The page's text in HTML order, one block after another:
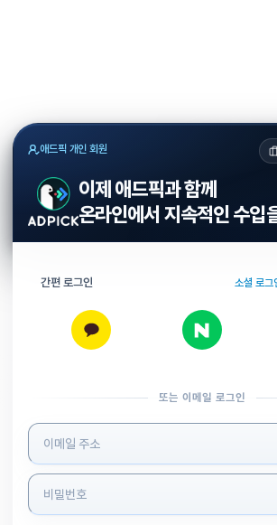
애드픽 개인 회원
이제 애드픽과 함께
온라인에서 지속적인 수입
간편 로그인 소셜 로그
또는 이메일 로그인
로그인 정보 입력